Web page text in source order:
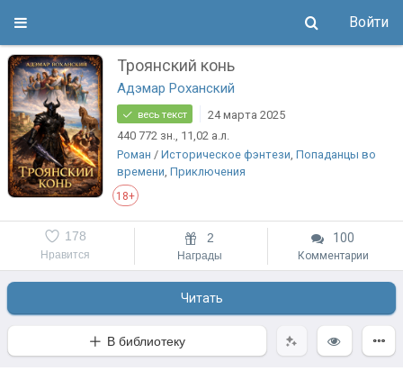
Войти
Троянский конь
Адэмар Роханский
весь текст
24 марта 2025
440 772 зн., 11,02 а.л.
Роман /Историческое фэнтези,Попаданцы во
времени,Приключения
18+
Нравится
178 2
Награды
100
Комментарии
Читать
В библиотеку